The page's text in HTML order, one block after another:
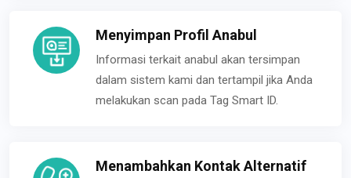
Menyimpan Profil Anabul
Informasi terkait anabul akan tersimpan
dalam sistem kami dan tertampil jika Anda
melakukan scan pada Tag Smart ID.
Menambahkan Kontak Alternatif